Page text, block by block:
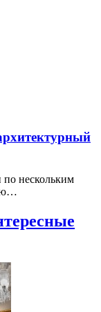
по нескольким